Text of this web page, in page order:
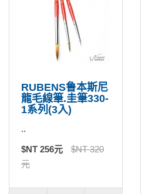
RUBENS鲁本斯尼
龍毛線筆.圭筆330-
1系列(3入)
..
$NT 256元
$NT 320
元